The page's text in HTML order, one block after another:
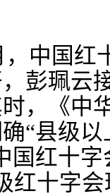
，中国
彭珮云
，《中
“县级
国红十
红十字